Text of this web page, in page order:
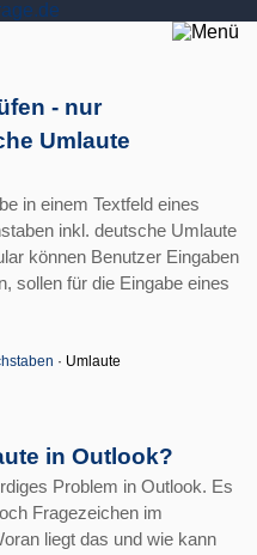
- nur
Umlaute
in einem Textfeld eines
inkl. deutsche Umlaute
können Benutzer Eingaben
sollen für die Eingabe eines
· Umlaute
in Outlook?
Problem in Outlook. Es
Fragezeichen im
liegt das und wie kann